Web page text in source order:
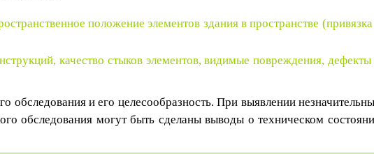
положение элементов здания в пространстве
качество стыков элементов, видимые повреждения, дефекты
обследования и его целесообразность. При выявлении
обследования могут быть сделаны выводы о техническом